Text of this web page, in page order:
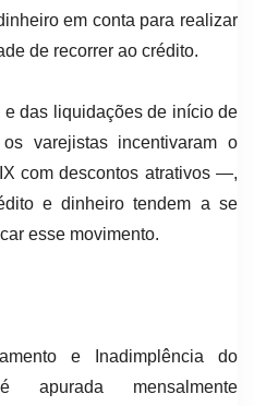
em conta para realizar
de recorrer ao crédito.
das liquidações de início de
varejistas incentivaram o
com descontos atrativos —,
e dinheiro tendem a se
esse movimento.
e Inadimplência do
apurada mensalmente